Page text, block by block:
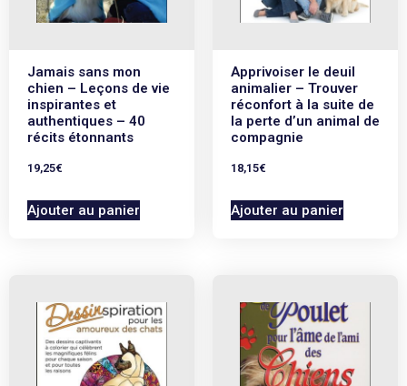
Jamais sans mon
chien – Leçons de vie
inspirantes et
authentiques – 40
récits étonnants
19,25€
Ajouter au panier
Apprivoiser le deuil
animalier – Trouver
réconfort à la suite de
la perte d’un animal de
compagnie
18,15€
Ajouter au panier